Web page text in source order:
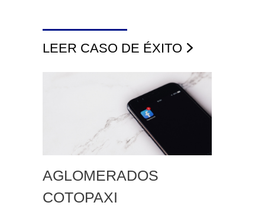
LEER CASO DE ÉXITO
AGLOMERADOS
COTOPAXI